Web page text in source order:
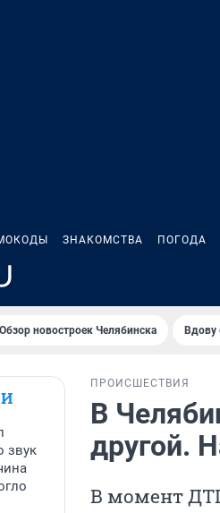
ЗНАКОМСТВА ПОГОДА
Обзор новостроек Челябинска Вдову
звук
ПРОИСШЕСТВИЯ
В
другой.
В момент